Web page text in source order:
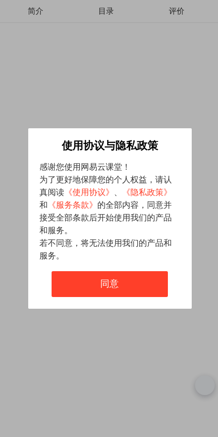
简介 目录 评价
使用协议与隐私政策
感谢您使用网易云课堂！
为了更好地保障您的个人权益，请认
真阅读 《使用协议》 、
《隐私政策》
和 《服务条款》 的全部内容，同意并
接受全部条款后开始使用我们的产品
和服务。
若不同意，将无法使用我们的产品和
服务。
同意